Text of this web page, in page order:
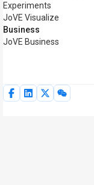
Experiments
JoVE Visualize
Business
JoVE Business